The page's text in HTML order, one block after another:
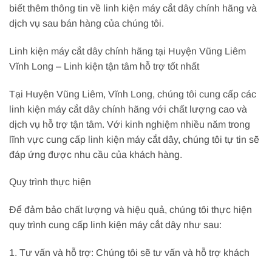
biết thêm thông tin về linh kiện máy cắt dây chính hãng và
dịch vụ sau bán hàng của chúng tôi.
Linh kiện máy cắt dây chính hãng tại Huyện Vũng Liêm
Vĩnh Long – Linh kiện tận tâm hỗ trợ tốt nhất
Tại Huyện Vũng Liêm, Vĩnh Long, chúng tôi cung cấp các
linh kiện máy cắt dây chính hãng với chất lượng cao và
dịch vụ hỗ trợ tận tâm. Với kinh nghiệm nhiều năm trong
lĩnh vực cung cấp linh kiện máy cắt dây, chúng tôi tự tin sẽ
đáp ứng được nhu cầu của khách hàng.
Quy trình thực hiện
Để đảm bảo chất lượng và hiệu quả, chúng tôi thực hiện
quy trình cung cấp linh kiện máy cắt dây như sau:
1. Tư vấn và hỗ trợ: Chúng tôi sẽ tư vấn và hỗ trợ khách